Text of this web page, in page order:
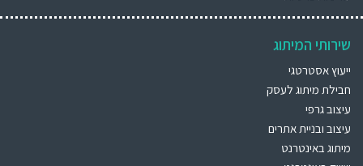
שירותי המיתוג
ייעוץ אסטרטגי
חבילת מיתוג לעסק
עיצוב גרפי
עיצוב ובניית אתרים
מיתוג באינטרנט